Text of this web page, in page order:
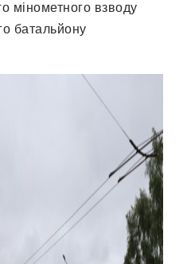
мінометного взводу
батальйону